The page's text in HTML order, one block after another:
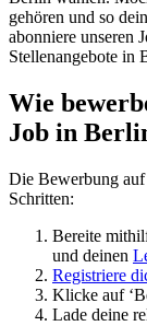
gehören und so
abonniere unseren
Stellenangebote in
Wie
Job in
Die Bewerbung
Schritten:
Bereite
und deinen
Registriere
Klicke auf
Lade deine